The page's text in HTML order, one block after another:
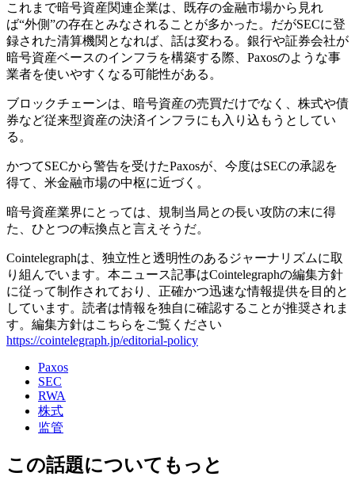
これまで暗号資産関連企業は、既存の金融市場から見れ
ば“外側”の存在とみなされることが多かった。だがSECに登
録された清算機関となれば、話は変わる。銀行や証券会社が
暗号資産ベースのインフラを構築する際、Paxosのような事
業者を使いやすくなる可能性がある。
ブロックチェーンは、暗号資産の売買だけでなく、株式や債
券など従来型資産の決済インフラにも入り込もうとしてい
る。
かつてSECから警告を受けたPaxosが、今度はSECの承認を
得て、米金融市場の中枢に近づく。
暗号資産業界にとっては、規制当局との長い攻防の末に得
た、ひとつの転換点と言えそうだ。
Cointelegraphは、独立性と透明性のあるジャーナリズムに取
り組んでいます。本ニュース記事はCointelegraphの編集方針
に従って制作されており、正確かつ迅速な情報提供を目的と
しています。読者は情報を独自に確認することが推奨されま
す。編集方針はこちらをご覧ください
https://cointelegraph.jp/editorial-policy
Paxos
SEC
RWA
株式
监管
この話題についてもっと